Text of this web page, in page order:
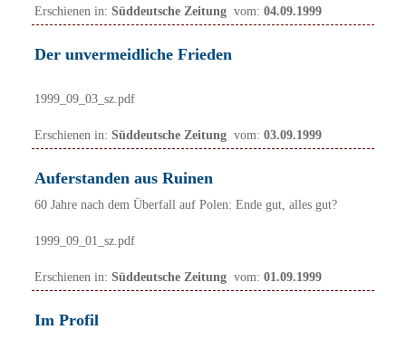
Erschienen in: Süddeutsche Zeitung vom: 04.09.1999
Der unvermeidliche Frieden
1999_09_03_sz.pdf
Erschienen in: Süddeutsche Zeitung vom: 03.09.1999
Auferstanden aus Ruinen
60 Jahre nach dem Überfall auf Polen: Ende gut, alles gut?
1999_09_01_sz.pdf
Erschienen in: Süddeutsche Zeitung vom: 01.09.1999
Im Profil